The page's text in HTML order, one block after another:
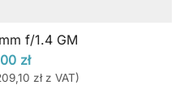
f/1.4 GM
zł
złz VAT)